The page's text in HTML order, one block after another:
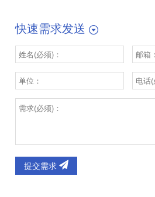
快速需求发送
提交需求